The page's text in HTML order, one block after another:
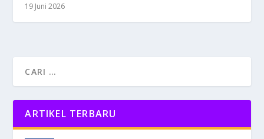
19 Juni 2026
ARTIKEL TERBARU